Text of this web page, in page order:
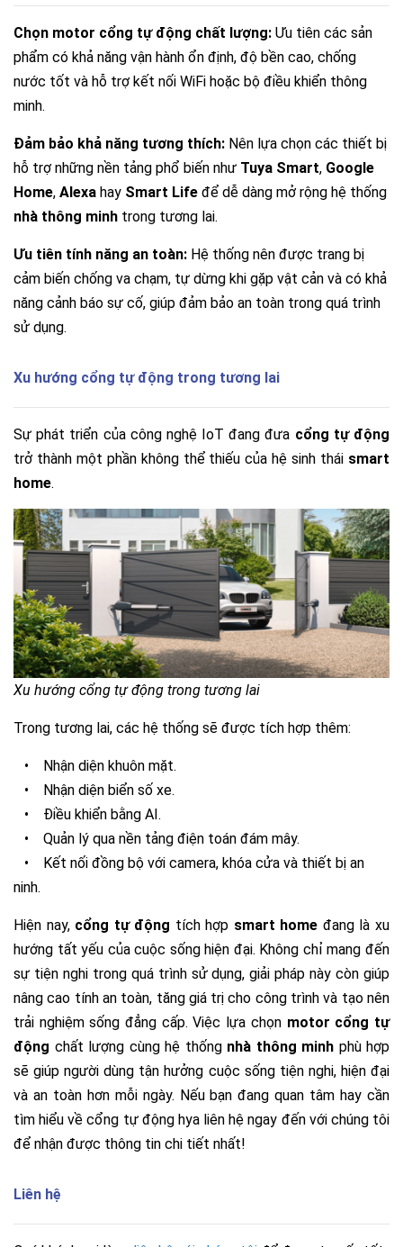
Chọn motor cổng tự động chất lượng: Ưu tiên các sản
phẩm có khả năng vận hành ổn định, độ bền cao, chống
nước tốt và hỗ trợ kết nối WiFi hoặc bộ điều khiển thông
minh.
Đảm bảo khả năng tương thích: Nên lựa chọn các thiết bị
hỗ trợ những nền tảng phổ biến như Tuya Smart, Google
Home, Alexa hay Smart Life để dễ dàng mở rộng hệ thống
nhà thông minh trong tương lai.
Ưu tiên tính năng an toàn: Hệ thống nên được trang bị
cảm biến chống va chạm, tự dừng khi gặp vật cản và có khả
năng cảnh báo sự cố, giúp đảm bảo an toàn trong quá trình
sử dụng.
Xu hướng cổng tự động trong tương lai
Sự phát triển của công nghệ IoT đang đưa cổng tự động
trở thành một phần không thể thiếu của hệ sinh thái smart
home.
Xu hướng cổng tự động trong tương lai
Trong tương lai, các hệ thống sẽ được tích hợp thêm:
• Nhận diện khuôn mặt.
• Nhận diện biển số xe.
• Điều khiển bằng AI.
• Quản lý qua nền tảng điện toán đám mây.
• Kết nối đồng bộ với camera, khóa cửa và thiết bị an
ninh.
Hiện nay, cổng tự động tích hợp smart home đang là xu
hướng tất yếu của cuộc sống hiện đại. Không chỉ mang đến
sự tiện nghi trong quá trình sử dụng, giải pháp này còn giúp
nâng cao tính an toàn, tăng giá trị cho công trình và tạo nên
trải nghiệm sống đẳng cấp. Việc lựa chọn motor cổng tự
động chất lượng cùng hệ thống nhà thông minh phù hợp
sẽ giúp người dùng tận hưởng cuộc sống tiện nghi, hiện đại
và an toàn hơn mỗi ngày. Nếu bạn đang quan tâm hay cần
tìm hiểu về cổng tự động hya liên hệ ngay đến với chúng tôi
để nhận được thông tin chi tiết nhất!
Liên hệ